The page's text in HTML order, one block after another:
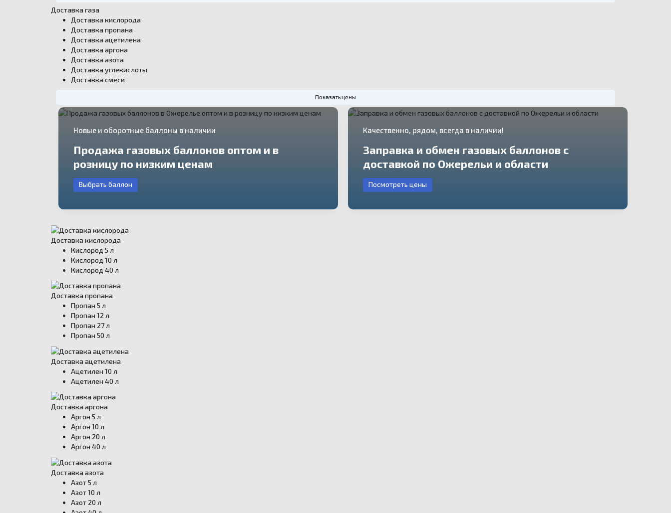
Доставка газа
Доставка кислорода
Доставка пропана
Доставка ацетилена
Доставка аргона
Доставка азота
Доставка углекислоты
Доставка смеси
Показать цены
Новые и оборотные баллоны в наличии
Продажа газовых баллонов оптом и в
розницу по низким ценам
Выбрать баллон
Качественно, рядом, всегда в наличии!
Заправка и обмен газовых баллонов с
доставкой по Ожерельи и области
Посмотреть цены
Доставка кислорода
Кислород 5 л
Кислород 10 л
Кислород 40 л
Доставка пропана
Пропан 5 л
Пропан 12 л
Пропан 27 л
Пропан 50 л
Доставка ацетилена
Ацетилен 10 л
Ацетилен 40 л
Доставка аргона
Аргон 5 л
Аргон 10 л
Аргон 20 л
Аргон 40 л
Доставка азота
Азот 5 л
Азот 10 л
Азот 20 л